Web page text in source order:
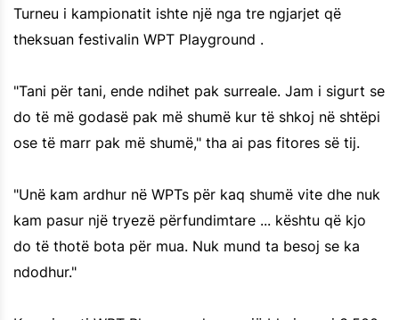
Turneu i kampionatit ishte një nga tre ngjarjet që
theksuan festivalin WPT Playground .
"Tani për tani, ende ndihet pak surreale. Jam i sigurt se
do të më godasë pak më shumë kur të shkoj në shtëpi
ose të marr pak më shumë," tha ai pas fitores së tij.
"Unë kam ardhur në WPTs për kaq shumë vite dhe nuk
kam pasur një tryezë përfundimtare ... kështu që kjo
do të thotë bota për mua. Nuk mund ta besoj se ka
ndodhur."